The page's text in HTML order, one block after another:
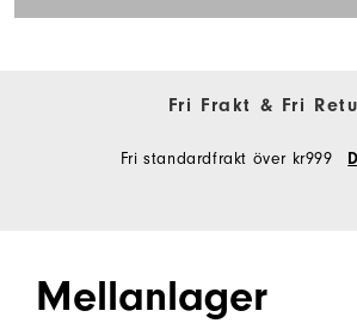
Fri Frakt & Fri
Fri standardfrakt över kr999
Mellanlager